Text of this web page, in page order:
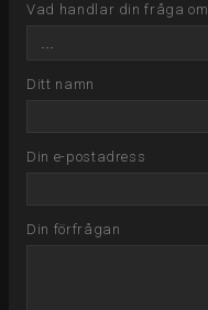
Vad handlar din fråga om
Ditt namn
Din e-postadress
Din förfrågan